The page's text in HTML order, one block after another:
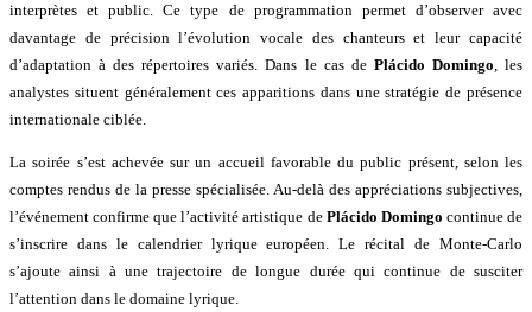
interprètes et public. Ce type de programmation permet d’observer avec
davantage de précision l’évolution vocale des chanteurs et leur capacité
d’adaptation à des répertoires variés. Dans le cas de Plácido Domingo, les
analystes situent généralement ces apparitions dans une stratégie de présence
internationale ciblée.
La soirée s’est achevée sur un accueil favorable du public présent, selon les
comptes rendus de la presse spécialisée. Au-delà des appréciations subjectives,
l’événement confirme que l’activité artistique de Plácido Domingo continue de
s’inscrire dans le calendrier lyrique européen. Le récital de Monte-Carlo
s’ajoute ainsi à une trajectoire de longue durée qui continue de susciter
l’attention dans le domaine lyrique.